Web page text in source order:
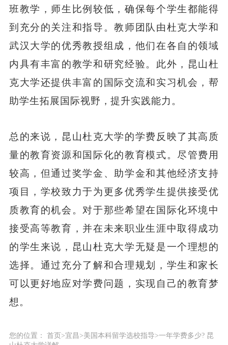
班教学，师生比例较低，确保每个学生都能得
到充分的关注和指导。教师团队由杜克大学和
武汉大学的优秀教授组成，他们在各自的领域
内具有丰富的教学和研究经验。此外，昆山杜
克大学还提供丰富的国际交流和实习机会，帮
助学生拓展国际视野，提升实践能力。
总的来说，昆山杜克大学的学费反映了其高质
量的教育资源和国际化的教育模式。尽管费用
较高，但通过奖学金、助学金和其他经济支持
项目，学校致力于为更多优秀学生提供接受优
质教育的机会。对于那些希望在国际化环境中
接受高等教育，并在未来职业生涯中取得成功
的学生来说，昆山杜克大学无疑是一个理想的
选择。通过充分了解和合理规划，学生和家长
可以更好地应对学费问题，实现自己的教育梦
想。
您的位置： 首页>宜昌>美国本科留学选校指导>一年学费多少? 昆